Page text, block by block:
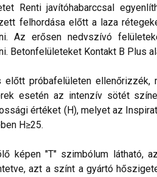
Renti javítóhabarccsal
felhordása előtt a laza
Az erősen nedvszívó
Betonfelületeket Kontakt B Plus
próbafelületen
esetén az intenzív sötét
értéket (H), melyet az
H≥25.
képen "T" szimbólum látható,
azt a színt a gyártó